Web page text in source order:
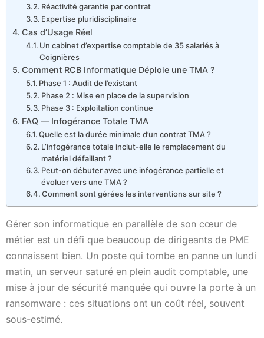
Réactivité garantie par contrat
Expertise pluridisciplinaire
Cas d’Usage Réel
Un cabinet d’expertise comptable de 35 salariés à
Coignières
Comment RCB Informatique Déploie une TMA ?
Phase 1 : Audit de l’existant
Phase 2 : Mise en place de la supervision
Phase 3 : Exploitation continue
FAQ — Infogérance Totale TMA
Quelle est la durée minimale d’un contrat TMA ?
L’infogérance totale inclut-elle le remplacement du
matériel défaillant ?
Peut-on débuter avec une infogérance partielle et
évoluer vers une TMA ?
Comment sont gérées les interventions sur site ?
Gérer son informatique en parallèle de son cœur de
métier est un défi que beaucoup de dirigeants de PME
connaissent bien. Un poste qui tombe en panne un lundi
matin, un serveur saturé en plein audit comptable, une
mise à jour de sécurité manquée qui ouvre la porte à un
ransomware : ces situations ont un coût réel, souvent
sous-estimé.